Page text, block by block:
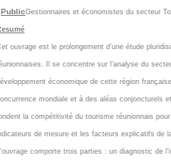
PublicGestionnaires et économistes du secteur
ouvrage est le prolongement d’une étude
Il se concentre sur l’analyse du
économique de cette région
mondiale et à des aléas conjoncturels
la compétitivité du tourisme réunionnais
de mesure et les facteurs explicatifs de
comporte trois parties : un diagnostic de